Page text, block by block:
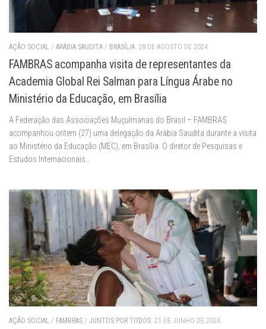
AÇÃO SOCIAL / ARÁBIA SAUDITA / BRASÍLIA 28 DE AGOSTO DE 2024
FAMBRAS acompanha visita de representantes da
Academia Global Rei Salman para Língua Árabe no
Ministério da Educação, em Brasília
A Federação das Associações Muçulmanas do Brasil – FAMBRAS
acompanhou ontem (27) uma delegação da Arábia Saudita durante a visita
ao Ministério da Educação (MEC), em Brasília. O diretor de Pesquisas e
Estudos Internacionais...
AÇÃO SOCIAL / FAMBRAS / JUNTOS POR TODOS 21 DE JUNHO DE 2024